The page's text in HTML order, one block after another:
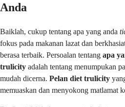
Anda
Baiklah, cukup tentang apa yang anda
fokus pada makanan lazat dan
berasa terbaik. Persoalan tentang apa
trulicity adalah tentang menumpukan
mudah dicerna. Pelan diet trulicity
memuaskan dan menyokong matlamat